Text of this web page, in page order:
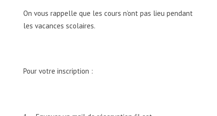
On vous rappelle que les cours n’ont pas lieu pendant
les vacances scolaires.
Pour votre inscription :